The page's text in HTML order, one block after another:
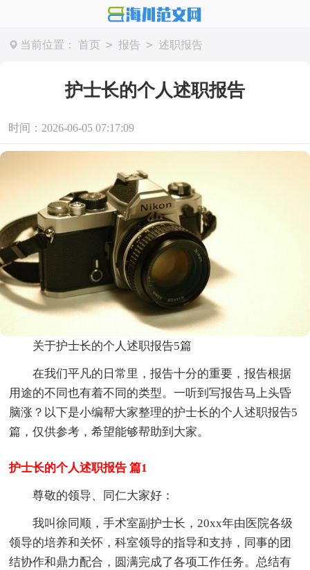
当前位置： 首页 > 报告 > 述职报告
护士长的个人述职报告
时间：2026-06-05 07:17:09
关于护士长的个人述职报告5篇
在我们平凡的日常里，报告十分的重要，报告根据
用途的不同也有着不同的类型。一听到写报告马上头昏
脑涨？以下是小编帮大家整理的护士长的个人述职报告5
篇，仅供参考，希望能够帮助到大家。
护士长的个人述职报告 篇1
尊敬的领导、同仁大家好：
我叫徐同顺，手术室副护士长，20xx年由医院各级
领导的培养和关怀，科室领导的指导和支持，同事的团
结协作和鼎力配合，圆满完成了各项工作任务。总结有